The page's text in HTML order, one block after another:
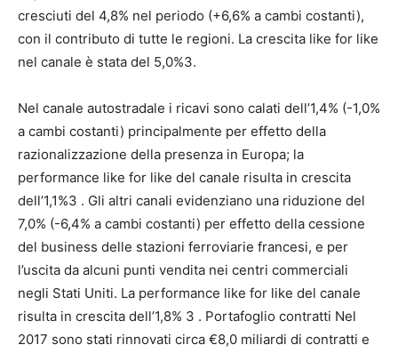
cresciuti del 4,8% nel periodo (+6,6% a cambi costanti),
con il contributo di tutte le regioni. La crescita like for like
nel canale è stata del 5,0%3.
Nel canale autostradale i ricavi sono calati dell’1,4% (-1,0%
a cambi costanti) principalmente per effetto della
razionalizzazione della presenza in Europa; la
performance like for like del canale risulta in crescita
dell’1,1%3 . Gli altri canali evidenziano una riduzione del
7,0% (-6,4% a cambi costanti) per effetto della cessione
del business delle stazioni ferroviarie francesi, e per
l’uscita da alcuni punti vendita nei centri commerciali
negli Stati Uniti. La performance like for like del canale
risulta in crescita dell’1,8% 3 . Portafoglio contratti Nel
2017 sono stati rinnovati circa €8,0 miliardi di contratti e